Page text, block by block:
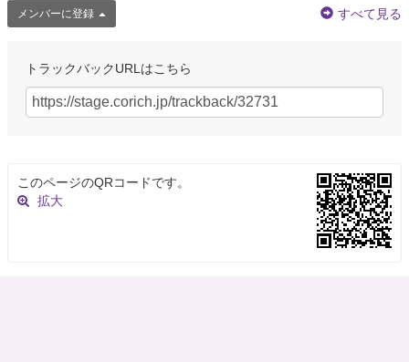
メンバーに登録 すべて見る
トラックバックURLはこちら
このページのQRコードです。
拡大